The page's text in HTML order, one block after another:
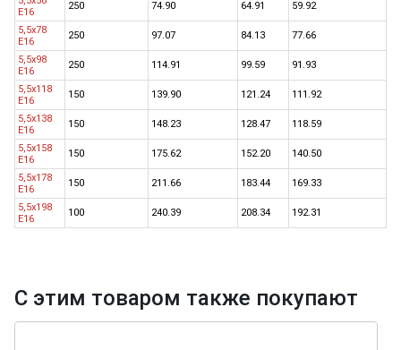
E16
250 74.90 64.91 59.92
5,5x78
E16
250 97.07 84.13 77.66
5,5x98
E16
250 114.91 99.59 91.93
5,5x118
E16
150 139.90 121.24 111.92
5,5x138
E16
150 148.23 128.47 118.59
5,5x158
E16
150 175.62 152.20 140.50
5,5x178
E16
150 211.66 183.44 169.33
5,5x198
E16
100 240.39 208.34 192.31
С этим товаром также покупают